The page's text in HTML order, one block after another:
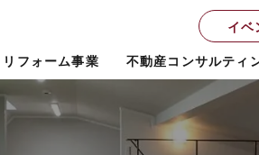
イベ
リフォーム事業 不動産コンサルティ